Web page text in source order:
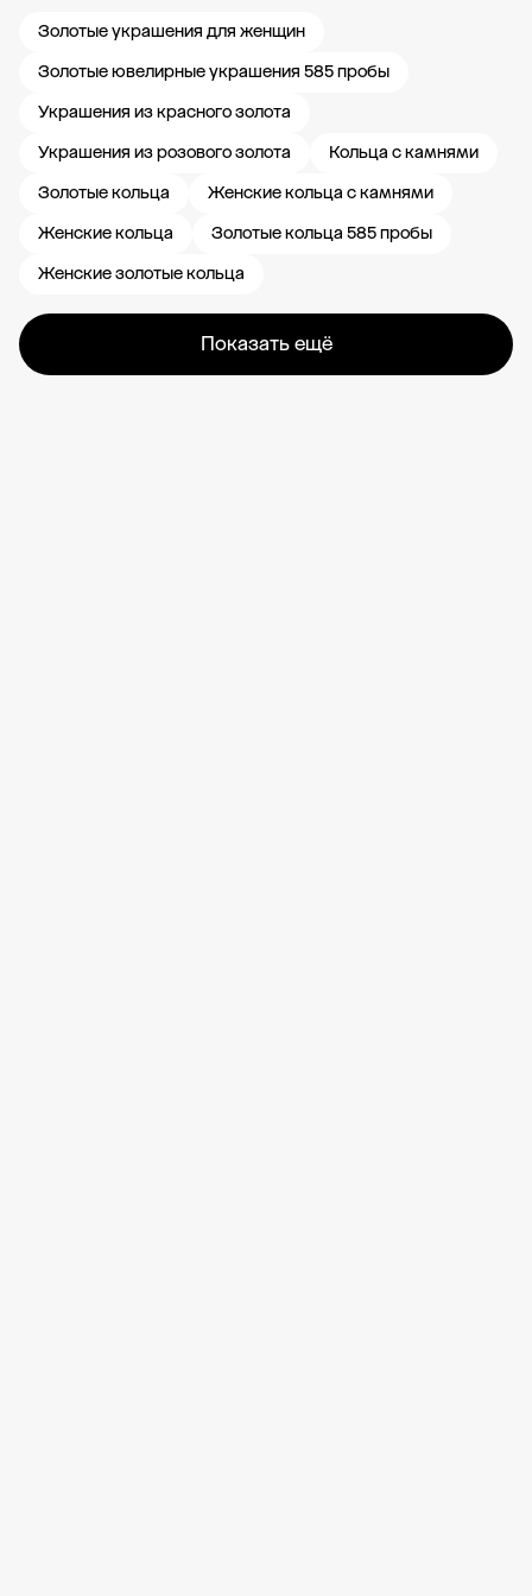
Золотые украшения для женщин
Золотые ювелирные украшения 585 пробы
Украшения из красного золота
Украшения из розового золота
Кольца с камнями
Золотые кольца
Женские кольца с камнями
Женские кольца
Золотые кольца 585 пробы
Женские золотые кольца
Показать ещё